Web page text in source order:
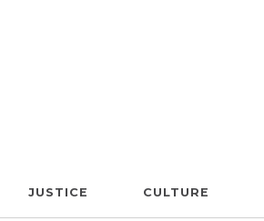
JUSTICE CULTURE